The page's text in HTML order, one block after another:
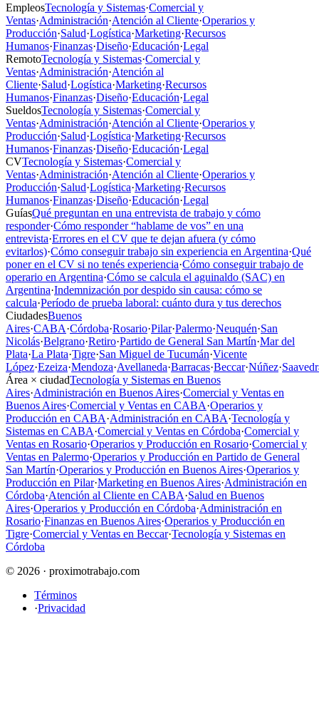
EmpleosTecnología y Sistemas·Comercial y
Ventas·Administración·Atención al Cliente·Operarios y
Producción·Salud·Logística·Marketing·Recursos
Humanos·Finanzas·Diseño·Educación·Legal
RemotoTecnología y Sistemas·Comercial y
Ventas·Administración·Atención al
Cliente·Salud·Logística·Marketing·Recursos
Humanos·Finanzas·Diseño·Educación·Legal
SueldosTecnología y Sistemas·Comercial y
Ventas·Administración·Atención al Cliente·Operarios y
Producción·Salud·Logística·Marketing·Recursos
Humanos·Finanzas·Diseño·Educación·Legal
CVTecnología y Sistemas·Comercial y
Ventas·Administración·Atención al Cliente·Operarios y
Producción·Salud·Logística·Marketing·Recursos
Humanos·Finanzas·Diseño·Educación·Legal
GuíasQué preguntan en una entrevista de trabajo y cómo
responder·Cómo responder “hablame de vos” en una
entrevista·Errores en el CV que te dejan afuera (y cómo
evitarlos)·Cómo conseguir trabajo sin experiencia en Argentina·Qué
poner en el CV si no tenés experiencia·Cómo conseguir trabajo de
operario en Argentina·Cómo se calcula el aguinaldo (SAC) en
Argentina·Indemnización por despido sin causa: cómo se
calcula·Período de prueba laboral: cuánto dura y tus derechos
CiudadesBuenos
Aires·CABA·Córdoba·Rosario·Pilar·Palermo·Neuquén·San
Nicolás·Belgrano·Retiro·Partido de General San Martín·Mar del
Plata·La Plata·Tigre·San Miguel de Tucumán·Vicente
López·Ezeiza·Mendoza·Avellaneda·Barracas·Beccar·Núñez·
Área × ciudadTecnología y Sistemas en Buenos
Aires·Administración en Buenos Aires·Comercial y Ventas en
Buenos Aires·Comercial y Ventas en CABA·Operarios y
Producción en CABA·Administración en CABA·Tecnología y
Sistemas en CABA·Comercial y Ventas en Córdoba·Comercial y
Ventas en Rosario·Operarios y Producción en Rosario·Comercial y
Ventas en Palermo·Operarios y Producción en Partido de General
San Martín·Operarios y Producción en Buenos Aires·Operarios y
Producción en Pilar·Marketing en Buenos Aires·Administración en
Córdoba·Atención al Cliente en CABA·Salud en Buenos
Aires·Operarios y Producción en Córdoba·Administración en
Rosario·Finanzas en Buenos Aires·Operarios y Producción en
Tigre·Comercial y Ventas en Beccar·Tecnología y Sistemas en
Córdoba
© 2026 · proximotrabajo.com
Términos
·Privacidad